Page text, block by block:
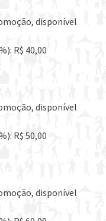
disponível
R$ 40,00
disponível
R$ 50,00
disponível